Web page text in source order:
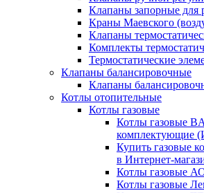
Клапаны запорные для
Краны Маевского
Клапаны
Комплекты
Термостатические
Клапаны балансировочные
Клапаны
Котлы отопительные
Котлы газовые
Котлы газовые
комплектующие
Купить газовые
в Интернет-
Котлы газовые
Котлы газовые